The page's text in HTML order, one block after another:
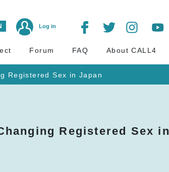
Log in
Forum FAQ About CALL4
Registered Sex in Japan
Registered Sex in